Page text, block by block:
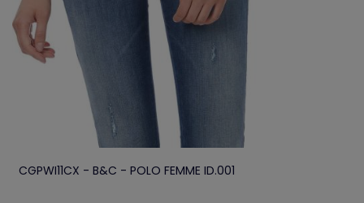
CGPWI11CX - B&C - POLO FEMME ID.001